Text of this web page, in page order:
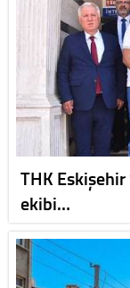
THK Eskişehir
ekibi…